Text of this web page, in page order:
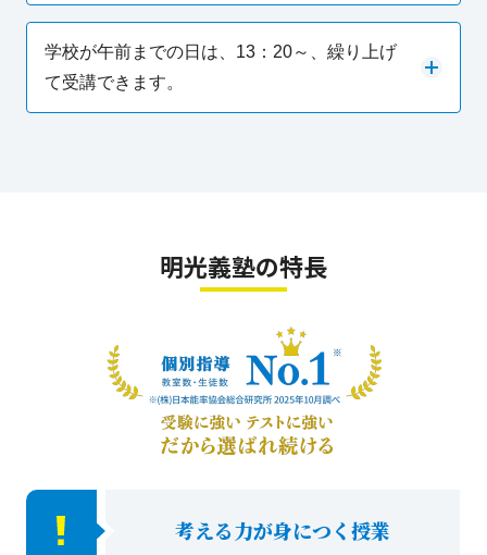
学校が午前までの日は、13：20～、繰り上げ
て受講できます。
明光義塾の特長
考える力が身につく授業